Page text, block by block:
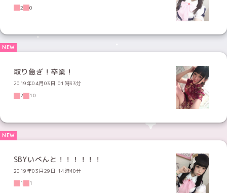
2
0
取り急ぎ！卒業！
2019年04月03日 01時33分
2
10
SBYいべんと！！！！！！
2019年03月29日 14時40分
1
1